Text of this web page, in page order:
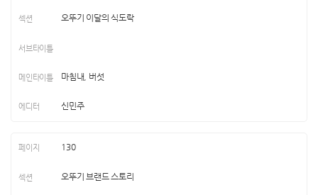
오뚜기 이달의 식도락
마침내, 버섯
신민주
130
오뚜기 브랜드 스토리